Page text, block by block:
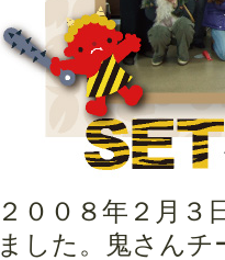
2016年
１２月：クリスマスパーテ
2015年
１２月：クリスマスパーテ
ィー
２００８年２月３
ました。鬼さん